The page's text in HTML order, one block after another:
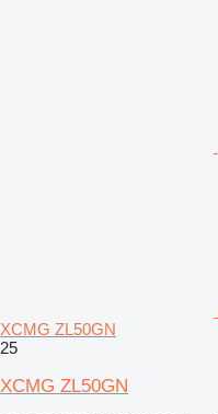
XCMG ZL50GN
25
XCMG ZL50GN